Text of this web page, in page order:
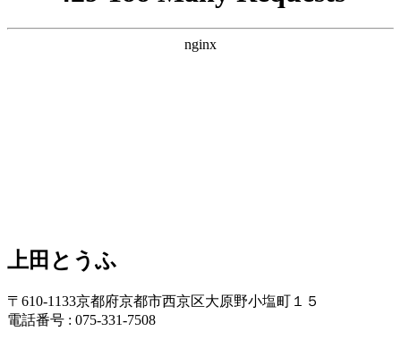
上田とうふ
〒610-1133京都府京都市西京区大原野小塩町１５
電話番号 : 075-331-7508